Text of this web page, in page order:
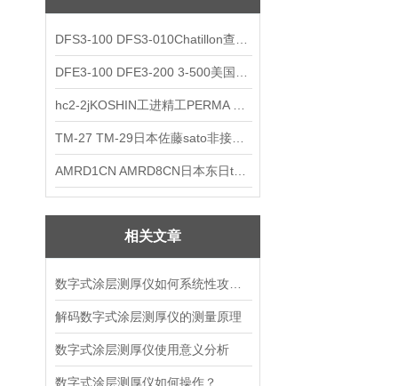
相关文章
解码数字式涂层测厚仪的测量原理
数字式涂层测厚仪使用意义分析
数字式涂层测厚仪如何操作？